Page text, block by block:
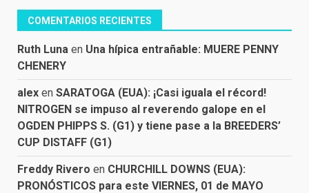
COMENTARIOS RECIENTES
Ruth Luna en Una hípica entrañable: MUERE PENNY
CHENERY
alex en SARATOGA (EUA): ¡Casi iguala el récord!
NITROGEN se impuso al reverendo galope en el
OGDEN PHIPPS S. (G1) y tiene pase a la BREEDERS’
CUP DISTAFF (G1)
Freddy Rivero en CHURCHILL DOWNS (EUA):
PRONÓSTICOS para este VIERNES, 01 de MAYO